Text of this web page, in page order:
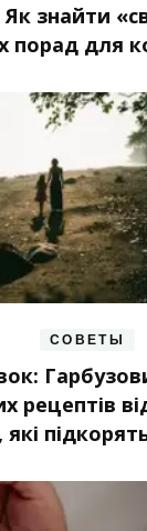
знайти
порад для
СОВЕТЫ
рецептів